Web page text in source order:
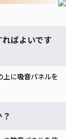
ばよいです
上に吸音パネルを